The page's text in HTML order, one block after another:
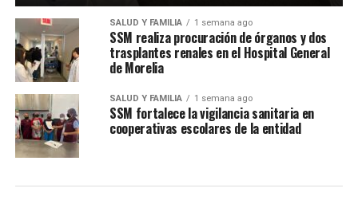
SALUD Y FAMILIA 1 semana ago
SSM realiza procuración de órganos y dos
trasplantes renales en el Hospital General
de Morelia
SALUD Y FAMILIA 1 semana ago
SSM fortalece la vigilancia sanitaria en
cooperativas escolares de la entidad